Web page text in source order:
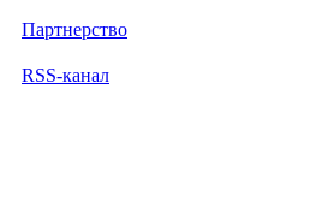
Партнерство
RSS-канал